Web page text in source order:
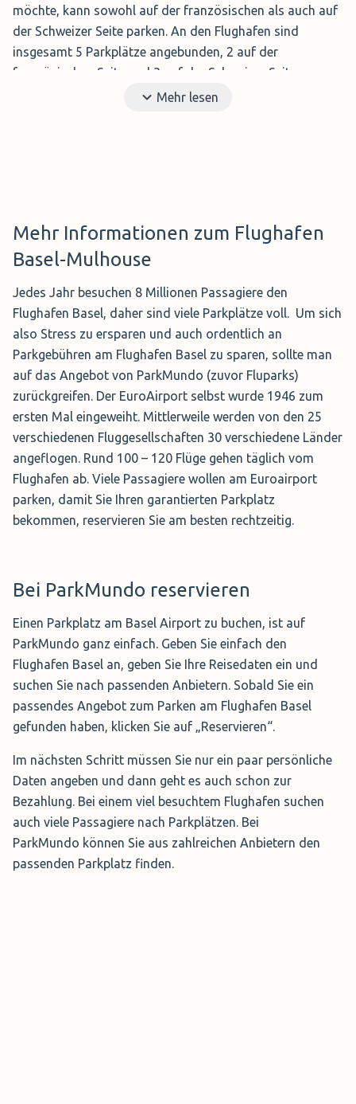
möchte, kann sowohl auf der französischen als auch auf
der Schweizer Seite parken. An den Flughafen sind
insgesamt 5 Parkplätze angebunden, 2 auf der
französischen Seite und 3 auf der Schweizer Seite.
Schritte zum Terminal. Allerdings eignet sich dieser
Parkplatz nicht für Langzeitparker, wer hier lange stehen
bleibt, zahlt sehr hohe Parkkosten. Dieser Parkplatz bietet
jedoch 4 Behindertenparkplätze.
S1 Parkhaus Schweiz
Das S1 Parkhaus am Basel Terminal ist ein
Kurzzeitparkplatz, der auch an den Flughafen
angebunden ist. Hier sind allerdings die ersten 15
Parkminuten schon kostenpflichtig. Diese
Parkmöglichkeit ist komplett überdacht und eine
maximale Einfahrthöhe von 1,95 Metern. Das S1
Parkhaus ist rund um die Uhr geöffnet und
Kameraüberwacht. Hier stehen 6 Behindertenparkplätze
Dieser Parkplatz auf der französischen Seite ist ebenfalls
an den Flughafen Basel angebunden. Beim
Expressparkplatz sind die ersten 20 Minuten umsonst.
Wer auf diesem Parkplatz lange parken möchte, muss tief
in die Tasche greifen. 6 Behindertenparkplätze stehen hier
zur Verfügung.
F1 Premium Parkhaus
Dieses Parkhaus am Flughafen Basel ist auch mit dem
Flughafenterminal verbunden. Sobald man in das
Parkhaus fährt, fallen allerdings Parkgebühren an. Das
Mehr lesen
Mehr Informationen zum Flughafen
Basel-Mulhouse
Jedes Jahr besuchen 8 Millionen Passagiere den
Flughafen Basel, daher sind viele Parkplätze voll. Um sich
also Stress zu ersparen und auch ordentlich an
Parkgebühren am Flughafen Basel zu sparen, sollte man
auf das Angebot von ParkMundo (zuvor Fluparks)
zurückgreifen. Der EuroAirport selbst wurde 1946 zum
ersten Mal eingeweiht. Mittlerweile werden von den 25
verschiedenen Fluggesellschaften 30 verschiedene Länder
angeflogen. Rund 100 – 120 Flüge gehen täglich vom
Flughafen ab. Viele Passagiere wollen am Euroairport
parken, damit Sie Ihren garantierten Parkplatz
bekommen, reservieren Sie am besten rechtzeitig.
Bei ParkMundo reservieren
Einen Parkplatz am Basel Airport zu buchen, ist auf
ParkMundo ganz einfach. Geben Sie einfach den
Flughafen Basel an, geben Sie Ihre Reisedaten ein und
suchen Sie nach passenden Anbietern. Sobald Sie ein
passendes Angebot zum Parken am Flughafen Basel
gefunden haben, klicken Sie auf „Reservieren“.
Im nächsten Schritt müssen Sie nur ein paar persönliche
Daten angeben und dann geht es auch schon zur
Bezahlung. Bei einem viel besuchtem Flughafen suchen
auch viele Passagiere nach Parkplätzen. Bei
ParkMundo können Sie aus zahlreichen Anbietern den
passenden Parkplatz finden.